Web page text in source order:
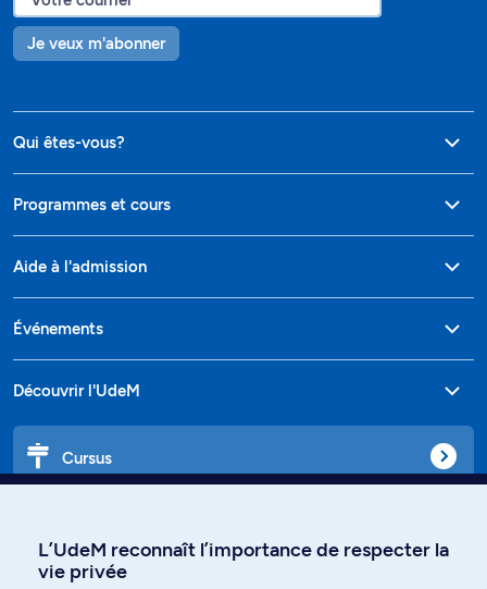
Je veux m'abonner
Qui êtes-vous?
Programmes et cours
Aide à l'admission
Événements
Découvrir l'UdeM
Cursus
L’UdeM reconnaît l’importance de respecter la
vie privée